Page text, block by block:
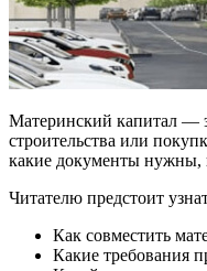
Материнский капитал —
строительства или
какие документы нужны,
Читателю предстоит
Как совместить
Какие требования